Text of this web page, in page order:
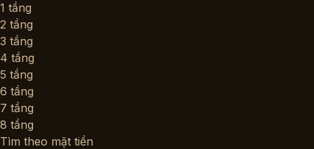
1 tầng
2 tầng
3 tầng
4 tầng
5 tầng
6 tầng
7 tầng
8 tầng
Tìm theo mặt tiền